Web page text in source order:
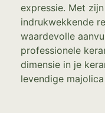
expressie. Met
indrukwekkende
waardevolle
professionele
dimensie in je
levendige